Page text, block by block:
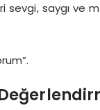
sevgi, saygı ve